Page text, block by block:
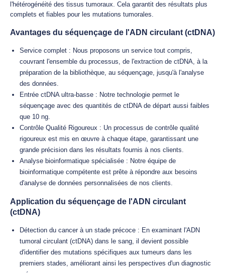
l'hétérogénéité des tissus tumoraux. Cela garantit des résultats plus
complets et fiables pour les mutations tumorales.
Avantages du séquençage de l'ADN circulant (ctDNA)
Service complet : Nous proposons un service tout compris,
couvrant l'ensemble du processus, de l'extraction de ctDNA, à la
préparation de la bibliothèque, au séquençage, jusqu'à l'analyse
des données.
Entrée ctDNA ultra-basse : Notre technologie permet le
séquençage avec des quantités de ctDNA de départ aussi faibles
que 10 ng.
Contrôle Qualité Rigoureux : Un processus de contrôle qualité
rigoureux est mis en œuvre à chaque étape, garantissant une
grande précision dans les résultats fournis à nos clients.
Analyse bioinformatique spécialisée : Notre équipe de
bioinformatique compétente est prête à répondre aux besoins
d'analyse de données personnalisées de nos clients.
Application du séquençage de l'ADN circulant
(ctDNA)
Détection du cancer à un stade précoce : En examinant l'ADN
tumoral circulant (ctDNA) dans le sang, il devient possible
d'identifier des mutations spécifiques aux tumeurs dans les
premiers stades, améliorant ainsi les perspectives d'un diagnostic